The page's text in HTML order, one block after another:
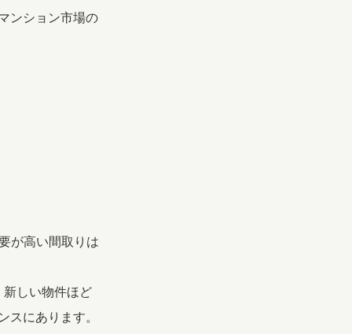
ンション市場の
が高い間取りは
しい物件ほど
スにあります。